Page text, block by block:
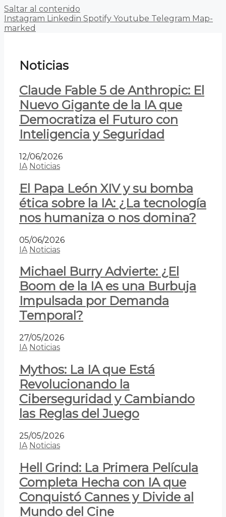
Saltar al contenido
Instagram Linkedin Spotify Youtube Telegram Map-
marked
Noticias
Claude Fable 5 de Anthropic: El
Nuevo Gigante de la IA que
Democratiza el Futuro con
Inteligencia y Seguridad
12/06/2026
IA Noticias
El Papa León XIV y su bomba
ética sobre la IA: ¿La tecnología
nos humaniza o nos domina?
05/06/2026
IA Noticias
Michael Burry Advierte: ¿El
Boom de la IA es una Burbuja
Impulsada por Demanda
Temporal?
27/05/2026
IA Noticias
Mythos: La IA que Está
Revolucionando la
Ciberseguridad y Cambiando
las Reglas del Juego
25/05/2026
IA Noticias
Hell Grind: La Primera Película
Completa Hecha con IA que
Conquistó Cannes y Divide al
Mundo del Cine